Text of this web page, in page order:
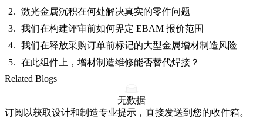
激光金属沉积在何处解决真实的零件问题
我们在构建评审前如何界定 EBAM 报价范围
我们在释放采购订单前标记的大型金属增材制造风险
在此组件上，增材制造维修能否替代焊接？
Related Blogs
无数据
订阅以获取设计和制造专业提示，直接发送到您的收件箱。